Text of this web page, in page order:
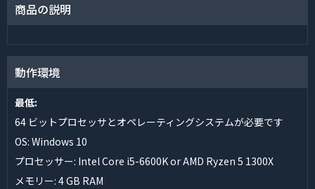
商品の説明
動作環境
最低:
64 ビットプロセッサとオペレーティングシステムが必要です
OS: Windows 10
プロセッサー: Intel Core i5-6600K or AMD Ryzen 5 1300X
メモリー: 4 GB RAM